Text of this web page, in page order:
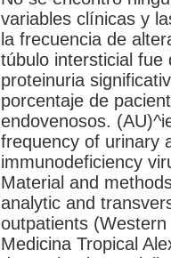
variables clínicas y
la frecuencia de
túbulo intersticial fue
proteinuria
porcentaje de
endovenosos.
frequency of urinary
immunodeficiency
Material and
analytic and
outpatients
Medicina Tropical